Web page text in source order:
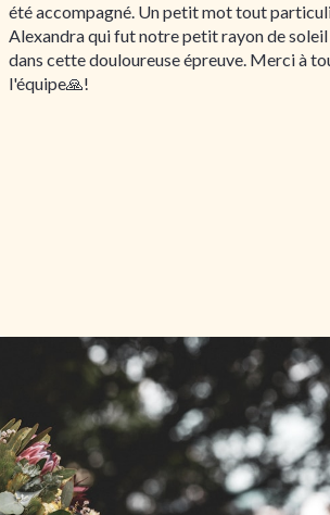
été accompagné. Un petit mot tout
Alexandra qui fut notre petit rayon de soleil
dans cette douloureuse épreuve. Merci à
l'équipe🙏!